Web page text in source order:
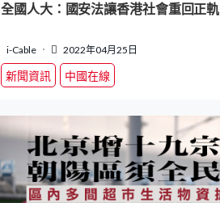
全國人大：國安法讓香港社會重回正軌
i-Cable 2022年04月25日
新聞資訊 中國在線